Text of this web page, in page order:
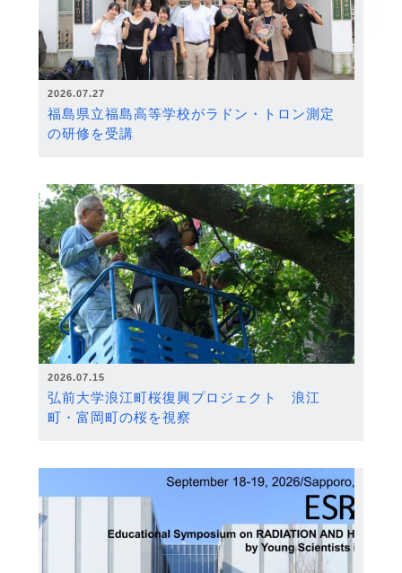
2026.07.27
福島県立福島高等学校がラドン・トロン測定
の研修を受講
2026.07.15
弘前大学浪江町桜復興プロジェクト 浪江
町・富岡町の桜を視察